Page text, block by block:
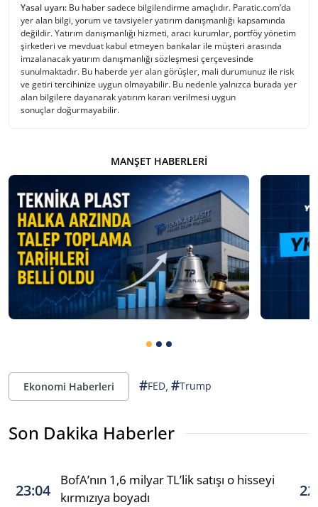
Yasal uyarı: Bu haber sadece bilgilendirme amaçlıdır. Paratic.com’da
yer alan bilgi, yorum ve tavsiyeler yatırım danışmanlığı kapsamında
değildir. Yatırım danışmanlığı hizmeti, aracı kurumlar, portföy yönetim
şirketleri ve mevduat kabul etmeyen bankalar ile müşteri arasında
imzalanacak yatırım danışmanlığı sözleşmesi çerçevesinde
sunulmaktadır. Bu haberde yer alan görüşler, mali durumunuz ile risk
ve getiri tercihinize uygun olmayabilir. Bu nedenle yalnızca burada yer
alan bilgilere dayanarak yatırım kararı verilmesi uygun
sonuçlar doğurmayabilir.
MANŞET HABERLERI
Ekonomi Haberleri #FED, #Trump
Son Dakika Haberler
23:04
BofA’nın 1,6 milyar TL’lik satışı o hisseyi
kırmızıya boyadı